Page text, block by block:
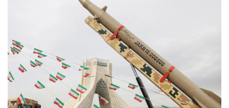
Pháp luật
Tin nóng
Quân sự - Quốc phòng
Vũ khí
Việt Nam